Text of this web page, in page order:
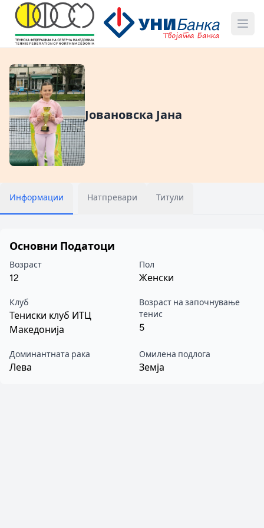
Јовановска Јана
Информации Натпревари Титули
Основни Податоци
Возраст
12
Пол
Женски
Клуб
Тениски клуб ИТЦ
Македонија
Возраст на започнување
тенис
5
Доминантната рака
Лева
Омилена подлога
Земја